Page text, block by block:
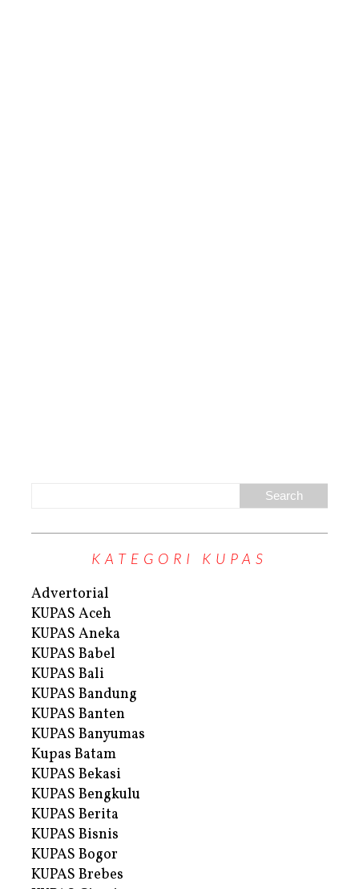
KATEGORI KUPAS
Advertorial
KUPAS Aceh
KUPAS Aneka
KUPAS Babel
KUPAS Bali
KUPAS Bandung
KUPAS Banten
KUPAS Banyumas
Kupas Batam
KUPAS Bekasi
KUPAS Bengkulu
KUPAS Berita
KUPAS Bisnis
KUPAS Bogor
KUPAS Brebes